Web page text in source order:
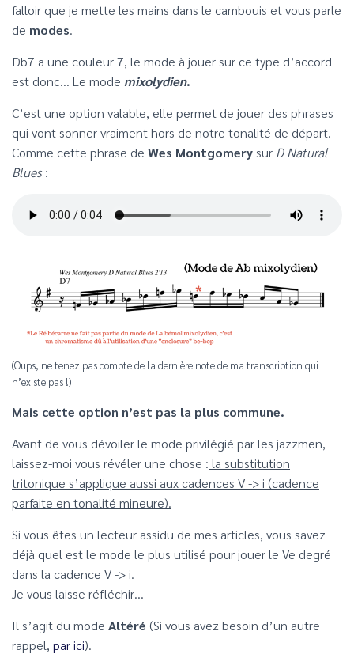
falloir que je mette les mains dans le cambouis et vous parle
de modes.
Db7 a une couleur 7, le mode à jouer sur ce type d’accord
est donc… Le mode mixolydien.
C’est une option valable, elle permet de jouer des phrases
qui vont sonner vraiment hors de notre tonalité de départ.
Comme cette phrase de Wes Montgomery sur D Natural
Blues :
(Oups, ne tenez pas compte de la dernière note de ma transcription qui
n’existe pas !)
Mais cette option n’est pas la plus commune.
Avant de vous dévoiler le mode privilégié par les jazzmen,
laissez-moi vous révéler une chose : la substitution
tritonique s’applique aussi aux cadences V -> i (cadence
parfaite en tonalité mineure).
Si vous êtes un lecteur assidu de mes articles, vous savez
déjà quel est le mode le plus utilisé pour jouer le Ve degré
dans la cadence V -> i.
Je vous laisse réfléchir…
Il s’agit du mode Altéré (Si vous avez besoin d’un autre
rappel, par ici).